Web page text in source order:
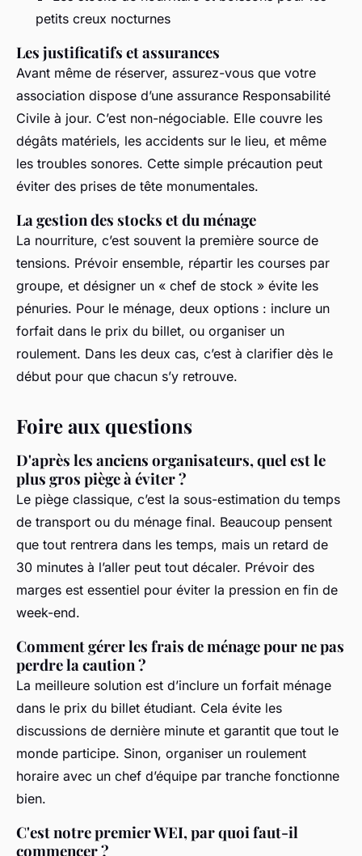
petits creux nocturnes
Les justificatifs et assurances
Avant même de réserver, assurez-vous que votre
association dispose d’une assurance Responsabilité
Civile à jour. C’est non-négociable. Elle couvre les
dégâts matériels, les accidents sur le lieu, et même
les troubles sonores. Cette simple précaution peut
éviter des prises de tête monumentales.
La gestion des stocks et du ménage
La nourriture, c’est souvent la première source de
tensions. Prévoir ensemble, répartir les courses par
groupe, et désigner un « chef de stock » évite les
pénuries. Pour le ménage, deux options : inclure un
forfait dans le prix du billet, ou organiser un
roulement. Dans les deux cas, c’est à clarifier dès le
début pour que chacun s’y retrouve.
Foire aux questions
D'après les anciens organisateurs, quel est le
plus gros piège à éviter ?
Le piège classique, c’est la sous-estimation du temps
de transport ou du ménage final. Beaucoup pensent
que tout rentrera dans les temps, mais un retard de
30 minutes à l’aller peut tout décaler. Prévoir des
marges est essentiel pour éviter la pression en fin de
week-end.
Comment gérer les frais de ménage pour ne pas
perdre la caution ?
La meilleure solution est d’inclure un forfait ménage
dans le prix du billet étudiant. Cela évite les
discussions de dernière minute et garantit que tout le
monde participe. Sinon, organiser un roulement
horaire avec un chef d’équipe par tranche fonctionne
bien.
C'est notre premier WEI, par quoi faut-il
commencer ?